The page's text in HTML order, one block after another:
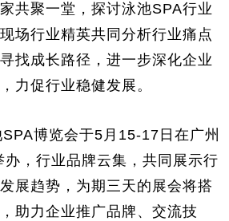
共聚一堂，探讨泳池SPA行业
场行业精英共同分析行业痛点
找成长路径，进一步深化企业
力促行业稳健发展。
博览会于5月15-17日在广州
办，行业品牌云集，共同展示行
展趋势，为期三天的展会将搭
助力企业推广品牌、交流技